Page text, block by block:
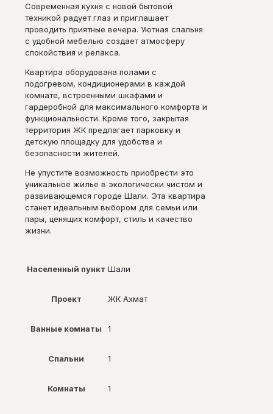
Современная кухня с новой бытовой
техникой радует глаз и приглашает
проводить приятные вечера. Уютная спальня
с удобной мебелью создает атмосферу
спокойствия и релакса.
Квартира оборудована полами с
подогревом, кондиционерами в каждой
комнате, встроенными шкафами и
гардеробной для максимального комфорта и
функциональности. Кроме того, закрытая
территория ЖК предлагает парковку и
детскую площадку для удобства и
безопасности жителей.
Не упустите возможность приобрести это
уникальное жилье в экологически чистом и
развивающемся городе Шали. Эта квартира
станет идеальным выбором для семьи или
пары, ценящих комфорт, стиль и качество
жизни.
Населенный пункт Шали
Проект ЖК Ахмат
Ванные комнаты 1
Спальни 1
Комнаты 1